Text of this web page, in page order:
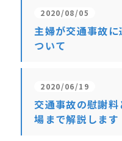
2020/08/05
主婦が交通事故
ついて
2020/06/19
交通事故の慰謝
場まで解説します